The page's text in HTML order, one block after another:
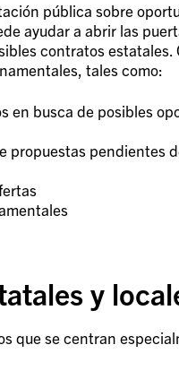
pública sobre
ayudar a abrir las
contratos
tales como:
en busca de posibles
propuestas pendientes
y
que se centran